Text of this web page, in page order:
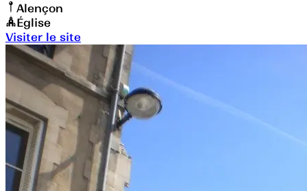
Alençon
Église
Visiter le site